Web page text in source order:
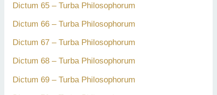
Dictum 65 – Turba Philosophorum
Dictum 66 – Turba Philosophorum
Dictum 67 – Turba Philosophorum
Dictum 68 – Turba Philosophorum
Dictum 69 – Turba Philosophorum